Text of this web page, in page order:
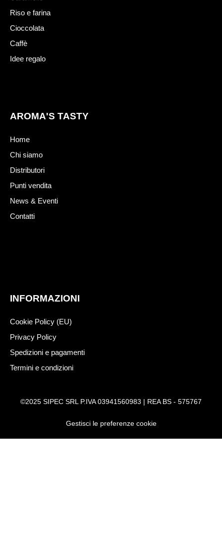
Riso e farina
Cioccolata
Caffè
Idee regalo
AROMA'S TASTY
Home
Chi siamo
Distributori
Punti vendita
News & Eventi
Contatti
INFORMAZIONI
Cookie Policy (EU)
Privacy Policy
Spedizioni e pagamenti
Termini e condizioni
©2025 SIPEC SRL P.IVA 03941560983 | REA BS - 575767
Gestisci le preferenze cookie